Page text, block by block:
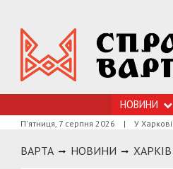
НОВИНИ
П'ятниця, 7 серпня 2026 | У
ВАРТА НОВИНИ ХАРКIВ